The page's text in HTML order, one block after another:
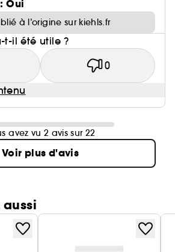
Oui
à l’origine sur kiehls.fr
t-il été utile ?
0
avez vu 2 avis sur 22
Voir plus d'avis
aussi